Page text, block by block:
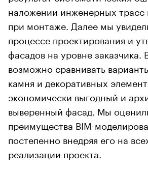
наложении инженерных трасс
при монтаже. Далее мы
процессе проектирования и
фасадов на уровне заказчика.
возможно сравнивать
камня и декоративных
экономически выгодный и
выверенный фасад. Мы
преимущества BIM-
постепенно внедряя его на
реализации проекта.